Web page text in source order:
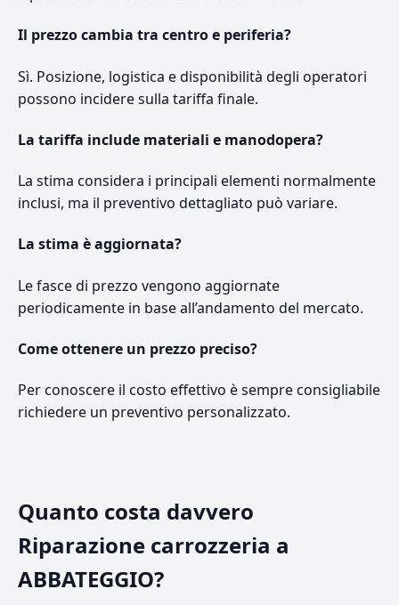
Il prezzo cambia tra centro e periferia?
Sì. Posizione, logistica e disponibilità degli operatori
possono incidere sulla tariffa finale.
La tariffa include materiali e manodopera?
La stima considera i principali elementi normalmente
inclusi, ma il preventivo dettagliato può variare.
La stima è aggiornata?
Le fasce di prezzo vengono aggiornate
periodicamente in base all’andamento del mercato.
Come ottenere un prezzo preciso?
Per conoscere il costo effettivo è sempre consigliabile
richiedere un preventivo personalizzato.
Quanto costa davvero
Riparazione carrozzeria a
ABBATEGGIO?